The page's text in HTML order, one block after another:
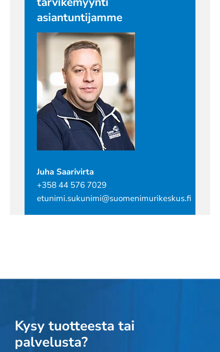
asiantuntijamme
Juha Saarivirta
+358 44 576 7029
etunimi.sukunimi@suomenimurikeskus.fi
Kysy tuotteesta tai
palvelusta?